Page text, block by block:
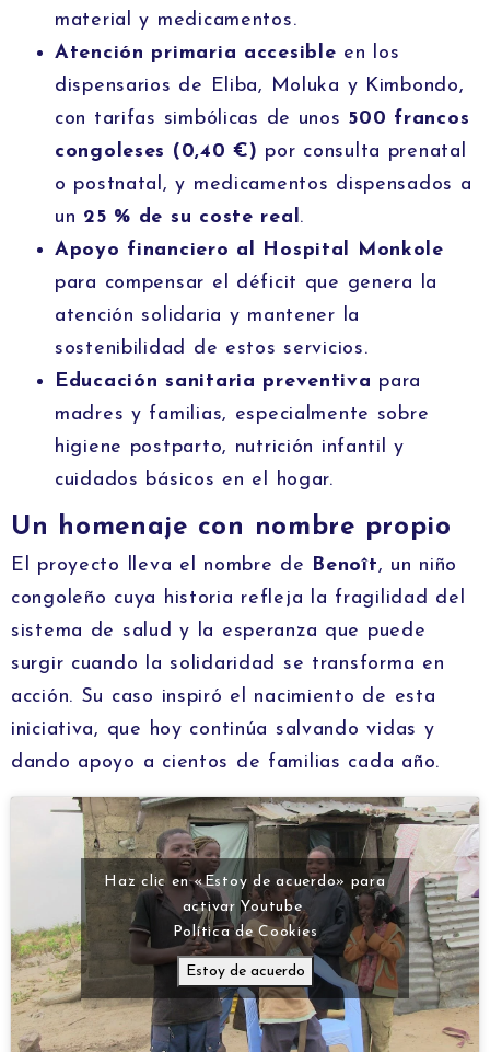
material y medicamentos.
Atención primaria accesible en los
dispensarios de Eliba, Moluka y Kimbondo,
con tarifas simbólicas de unos 500 francos
congoleses (0,40 €) por consulta prenatal
o postnatal, y medicamentos dispensados a
un 25 % de su coste real.
Apoyo financiero al Hospital Monkole
para compensar el déficit que genera la
atención solidaria y mantener la
sostenibilidad de estos servicios.
Educación sanitaria preventiva para
madres y familias, especialmente sobre
higiene postparto, nutrición infantil y
cuidados básicos en el hogar.
Un homenaje con nombre propio
El proyecto lleva el nombre de Benoît, un niño
congoleño cuya historia refleja la fragilidad del
sistema de salud y la esperanza que puede
surgir cuando la solidaridad se transforma en
acción. Su caso inspiró el nacimiento de esta
iniciativa, que hoy continúa salvando vidas y
dando apoyo a cientos de familias cada año.
Haz clic en «Estoy de acuerdo» para
activar Youtube
Política de Cookies
Estoy de acuerdo